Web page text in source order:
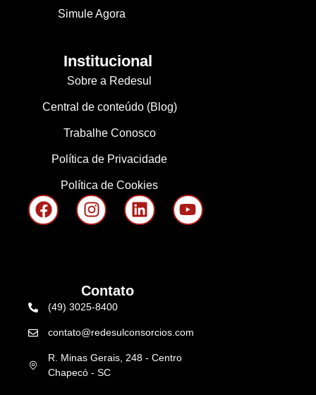
Simule Agora
Institucional
Sobre a Redesul
Central de conteúdo (Blog)
Trabalhe Conosco
Política de Privacidade
Política de Cookies
Contato
(49) 3025-8400
contato@redesulconsorcios.com
R. Minas Gerais, 248 - Centro
Chapecó - SC